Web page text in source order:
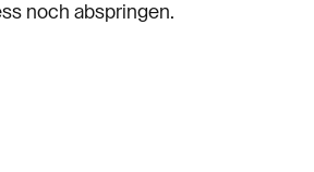
noch abspringen.